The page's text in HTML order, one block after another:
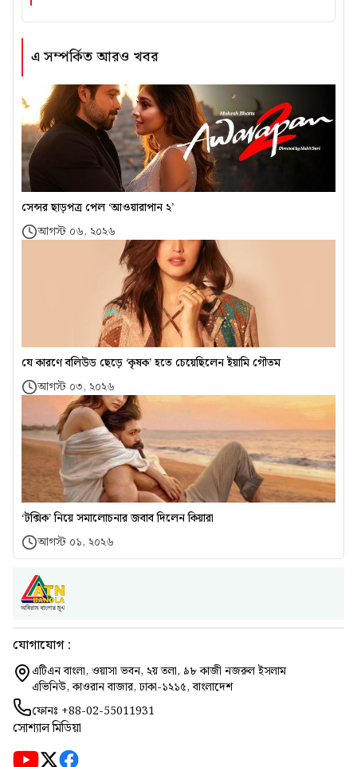
এ সম্পর্কিত আরও খবর
সেন্সর ছাড়পত্র পেল ‘আওয়ারাপান ২’
আগস্ট ০৬, ২০২৬
যে কারণে বলিউড ছেড়ে ‘কৃষক’ হতে চেয়েছিলেন ইয়ামি গৌতম
আগস্ট ০৩, ২০২৬
‘টক্সিক’ নিয়ে সমালোচনার জবাব দিলেন কিয়ারা
আগস্ট ০১, ২০২৬
যোগাযোগ :
এটিএন বাংলা, ওয়াসা ভবন, ২য় তলা, ৯৮ কাজী নজরুল ইসলাম
এভিনিউ, কাওরান বাজার, ঢাকা-১২১৫, বাংলাদেশ
ফোনঃ +88-02-55011931
সোশ্যাল মিডিয়া